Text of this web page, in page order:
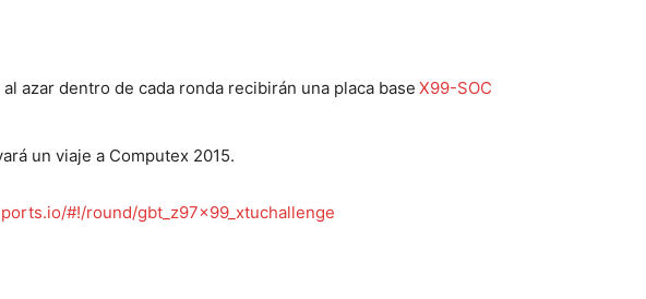
azar dentro de cada ronda recibirán una placa base X99-SOC
un viaje a Computex 2015.
#!/round/gbt_z97x99_xtuchallenge